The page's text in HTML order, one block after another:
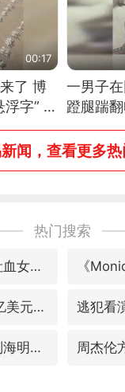
00:17
了 博
字” 网
一男子
蹬腿踹
台显示
闻，查看更多
热门搜索
李亚鹏向地铁吐血女孩捐99999元
美国退回1000亿美元关税
山东财大教授刘海明逝世 终年38岁